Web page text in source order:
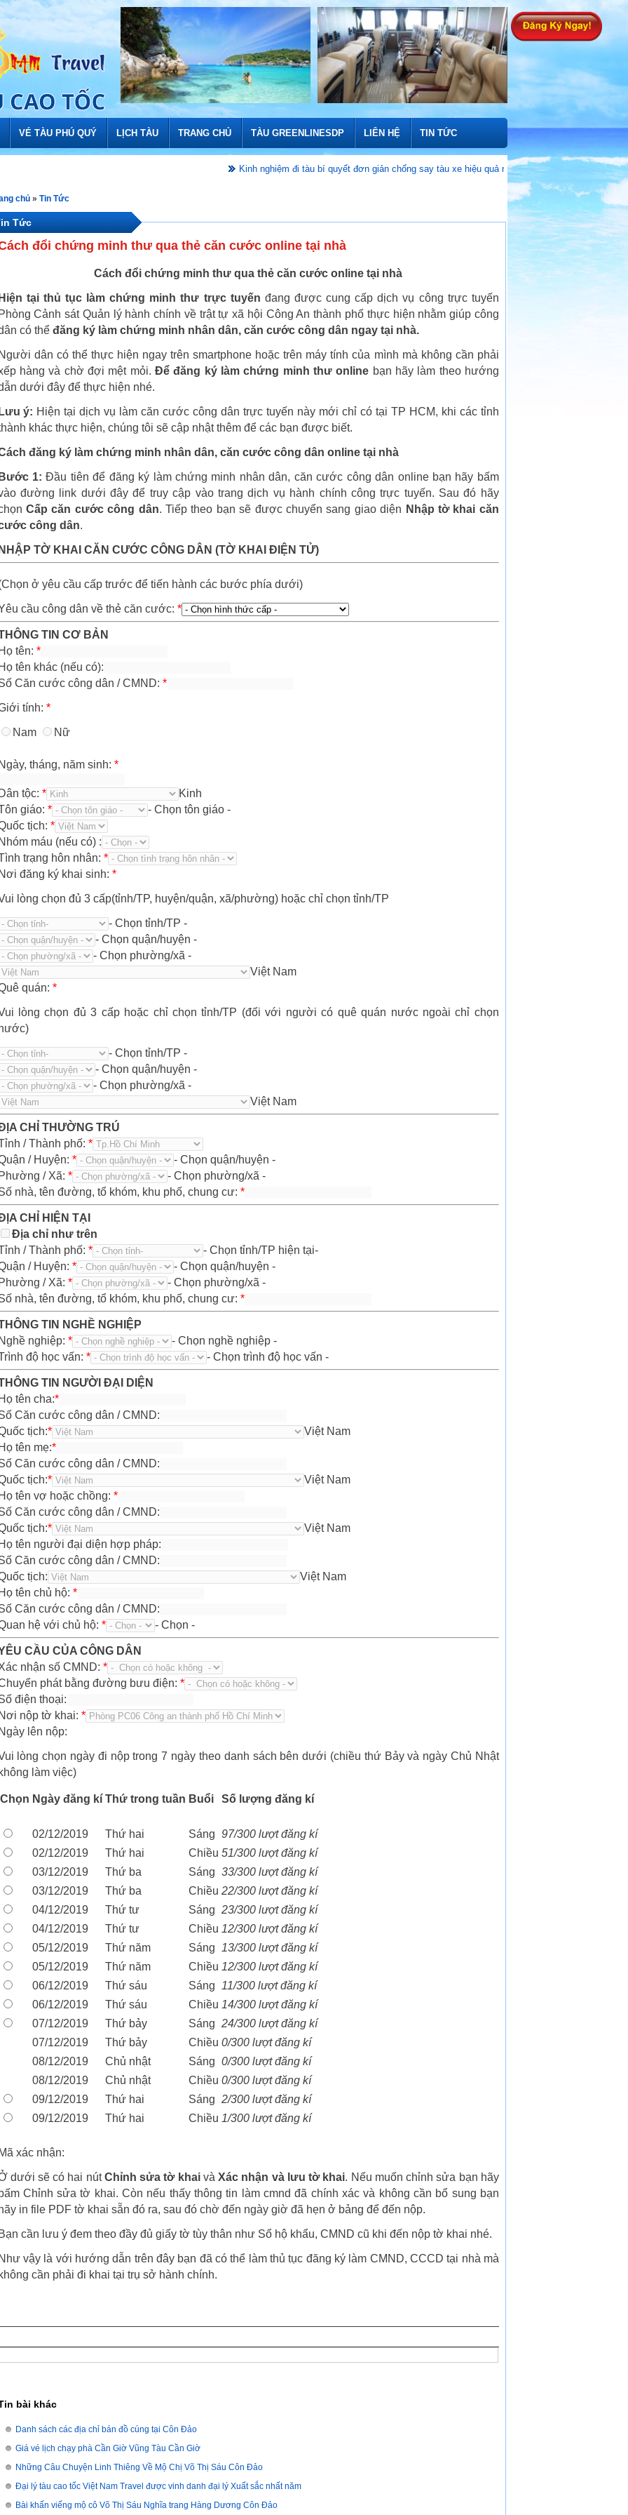
VÉ TÀU PHÚ QUÝ LỊCH TÀU TRANG CHỦ TÀU GREENLINESDP LIÊN HỆ TIN TỨC
Kinh nghiệm đi tàu bí quyết đơn giản chống say tàu xe hiệu quả nhất Vì sao tuyến tàu cao tốc TP
chủ» Tin Tức
Tức
đổi chứng minh thư qua thẻ căn cước online tại nhà
Cách đổi chứng minh thư qua thẻ căn cước online tại nhà
Hiện tại thủ tục làm chứng minh thư trực tuyến đang được cung cấp dịch vụ công trực tuyến
Phòng Cảnh sát Quản lý hành chính về trật tự xã hội Công An thành phố thực hiện nhằm giúp công
có thể đăng ký làm chứng minh nhân dân, căn cước công dân ngay tại nhà.
Người dân có thể thực hiện ngay trên smartphone hoặc trên máy tính của mình mà không cần phải
hàng và chờ đợi mệt mỏi. Để đăng ký làm chứng minh thư online bạn hãy làm theo hướng
dưới đây để thực hiện nhé.
Lưu ý: Hiện tại dịch vụ làm căn cước công dân trực tuyến này mới chỉ có tại TP HCM, khi các tỉnh
khác thực hiện, chúng tôi sẽ cập nhật thêm để các bạn được biết.
đăng ký làm chứng minh nhân dân, căn cước công dân online tại nhà
Bước 1: Đầu tiên để đăng ký làm chứng minh nhân dân, căn cước công dân online bạn hãy bấm
đường link dưới đây để truy cập vào trang dịch vụ hành chính công trực tuyến. Sau đó hãy
Cấp căn cước công dân. Tiếp theo bạn sẽ được chuyển sang giao diện Nhập tờ khai căn
công dân.
NHẬP TỜ KHAI CĂN CƯỚC CÔNG DÂN (TỜ KHAI ĐIỆN TỬ)
ở yêu cầu cấp trước để tiến hành các bước phía dưới)
cầu công dân về thẻ căn cước: *
TIN CƠ BẢN
Họ tên: *
Họ tên khác (nếu có):
Căn cước công dân / CMND: *
tính: *
Nam Nữ
Ngày, tháng, năm sinh: *
Dân tộc: *
Kinh
giáo: *
- Chọn tôn giáo -
tịch: *
Nhóm máu (nếu có) :
trạng hôn nhân: *
Nơi đăng ký khai sinh: *
lòng chọn đủ 3 cấp(tỉnh/TP, huyện/quận, xã/phường) hoặc chỉ chọn tỉnh/TP
- Chọn tỉnh/TP -
- Chọn quận/huyện -
- Chọn phường/xã -
Việt Nam
quán: *
lòng chọn đủ 3 cấp hoặc chỉ chọn tỉnh/TP (đối với người có quê quán nước ngoài chỉ chọn
- Chọn tỉnh/TP -
- Chọn quận/huyện -
- Chọn phường/xã -
Việt Nam
CHỈ THƯỜNG TRÚ
/ Thành phố: *
/ Huyện: *
- Chọn quận/huyện -
Phường / Xã: *
- Chọn phường/xã -
nhà, tên đường, tổ khóm, khu phố, chung cư: *
CHỈ HIỆN TẠI
Địa chỉ như trên
/ Thành phố: *
- Chọn tỉnh/TP hiện tại-
/ Huyện: *
- Chọn quận/huyện -
Phường / Xã: *
- Chọn phường/xã -
nhà, tên đường, tổ khóm, khu phố, chung cư: *
TIN NGHỀ NGHIỆP
Nghề nghiệp: *
- Chọn nghề nghiệp -
độ học vấn: * - Chọn trình độ học vấn -
TIN NGƯỜI ĐẠI DIỆN
Họ tên cha:*
Căn cước công dân / CMND:
tịch:*
Việt Nam
Họ tên mẹ:*
Căn cước công dân / CMND:
tịch:*
Việt Nam
Họ tên vợ hoặc chồng: *
Căn cước công dân / CMND:
tịch:*
Việt Nam
Họ tên người đại diện hợp pháp:
Căn cước công dân / CMND:
tịch:
Việt Nam
Họ tên chủ hộ: *
Căn cước công dân / CMND:
hệ với chủ hộ: * - Chọn -
CẦU CỦA CÔNG DÂN
nhận số CMND: *
phát bằng đường bưu điện: *
điện thoại:
Nơi nộp tờ khai: *
Ngày lên nộp:
lòng chọn ngày đi nộp trong 7 ngày theo danh sách bên dưới (chiều thứ Bảy và ngày Chủ Nhật
không làm việc)
Chọn Ngày đăng kí Thứ trong tuần Buổi Số lượng đăng kí
02/12/2019 Thứ hai Sáng 97/300 lượt đăng kí
02/12/2019
Thứ hai Chiều 51/300 lượt đăng kí
03/12/2019
Thứ ba Sáng 33/300 lượt đăng kí
03/12/2019
Thứ ba Chiều 22/300 lượt đăng kí
04/12/2019
Thứ tư Sáng 23/300 lượt đăng kí
04/12/2019
Thứ tư Chiều 12/300 lượt đăng kí
05/12/2019
Thứ năm Sáng
13/300 lượt đăng kí
05/12/2019
Thứ năm Chiều 12/300 lượt đăng kí
06/12/2019
Thứ sáu Sáng
11/300 lượt đăng kí
06/12/2019
Thứ sáu Chiều 14/300 lượt đăng kí
07/12/2019
Thứ bảy Sáng 24/300 lượt đăng kí
07/12/2019
Thứ bảy Chiều 0/300 lượt đăng kí
08/12/2019
Chủ nhật Sáng 0/300 lượt đăng kí
08/12/2019
Chủ nhật Chiều 0/300 lượt đăng kí
09/12/2019
Thứ hai Sáng 2/300 lượt đăng kí
09/12/2019
Thứ hai Chiều 1/300 lượt đăng kí
Mã xác nhận:
dưới sẽ có hai nútChỉnh sửa tờ khaivàXác nhận và lưu tờ khai. Nếu muốn chỉnh sửa bạn hãy
bấm Chỉnh sửa tờ khai. Còn nếu thấy thông tin làm cmnd đã chính xác và không cần bổ sung bạn
hãy in file PDF tờ khai sẵn đó ra, sau đó chờ đến ngày giờ đã hẹn ở bảng để đến nộp.
Bạn cần lưu ý đem theo đầy đủ giấy tờ tùy thân như Sổ hộ khẩu, CMND cũ khi đến nộp tờ khai nhé.
Như vậy là với hướng dẫn trên đây bạn đã có thể làm thủ tục đăng ký làm CMND, CCCD tại nhà mà
không cần phải đi khai tại trụ sở hành chính.
bài khác
Danh sách các địa chỉ bán đồ cúng tại Côn Đảo
Giá vé lịch chạy phà Cần Giờ Vũng Tàu Cần Giờ
Những Câu Chuyện Linh Thiêng Về Mộ Chị Võ Thị Sáu Côn Đảo
Đại lý tàu cao tốc Việt Nam Travel được vinh danh đại lý Xuất sắc nhất năm
Bài khấn viếng mộ cô Võ Thị Sáu Nghĩa trang Hàng Dương Côn Đảo